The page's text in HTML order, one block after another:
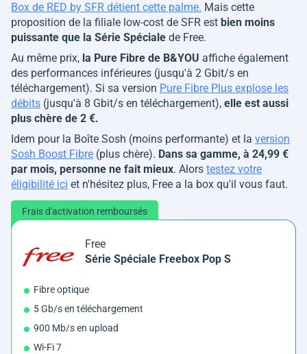
Box de RED by SFR détient cette palme. Mais cette
proposition de la filiale low-cost de SFR est bien moins
puissante que la Série Spéciale de Free.
Au même prix, la Pure Fibre de B&YOU affiche également
des performances inférieures (jusqu'à 2 Gbit/s en
téléchargement). Si sa version Pure Fibre Plus explose les
débits (jusqu'à 8 Gbit/s en téléchargement), elle est aussi
plus chère de 2 €.
Idem pour la Boîte Sosh (moins performante) et la version
Sosh Boost Fibre (plus chère). Dans sa gamme, à 24,99 €
par mois, personne ne fait mieux. Alors testez votre
éligibilité ici et n'hésitez plus, Free a la box qu'il vous faut.
Frais d'activation remboursés
Free
Série Spéciale Freebox Pop S
Fibre optique
5 Gb/s en téléchargement
900 Mb/s en upload
Wi-Fi 7